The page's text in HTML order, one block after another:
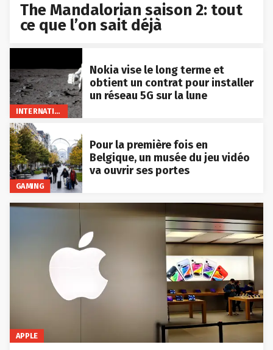
The Mandalorian saison 2: tout
ce que l’on sait déjà
INTERNATIONAL
Nokia vise le long terme et
obtient un contrat pour installer
un réseau 5G sur la lune
GAMING
Pour la première fois en
Belgique, un musée du jeu vidéo
va ouvrir ses portes
APPLE